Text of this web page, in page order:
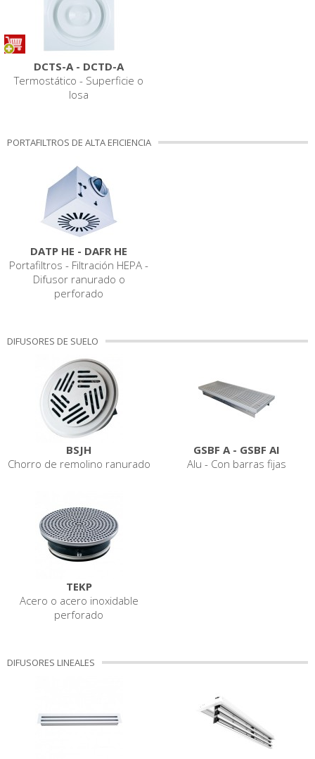
DCTS-A - DCTD-A
Termostático - Superficie o
losa
PORTAFILTROS DE ALTA EFICIENCIA
DATP HE - DAFR HE
Portafiltros - Filtración HEPA -
Difusor ranurado o
perforado
DIFUSORES DE SUELO
BSJH
Chorro de remolino ranurado
GSBF A - GSBF AI
Alu - Con barras fijas
TEKP
Acero o acero inoxidable
perforado
DIFUSORES LINEALES